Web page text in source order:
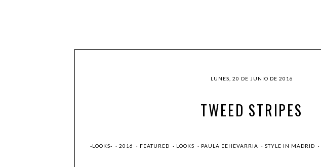
LUNES, 20 DE JUNIO DE 2016
TWEED STRIPES
-LOOKS- · 2016 · FEATURED · LOOKS · PAULA EEHEVARRIA · STYLE IN MADRID ·